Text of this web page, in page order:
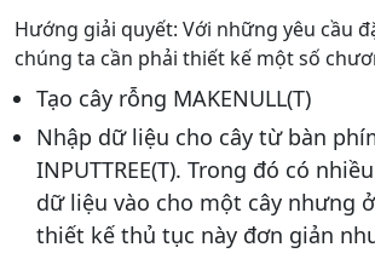
Hướng giải quyết: Với những yêu cầu
chúng ta cần phải thiết kế một số
Tạo cây rỗng MAKENULL(T)
Nhập dữ liệu cho cây từ bàn
INPUTTREE(T). Trong đó có
dữ liệu vào cho một cây nhưng
thiết kế thủ tục này đơn giản